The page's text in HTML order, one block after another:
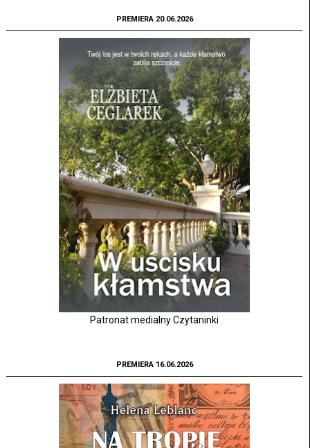
PREMIERA 20.06.2026
Patronat medialny Czytaninki
PREMIERA 16.06.2026